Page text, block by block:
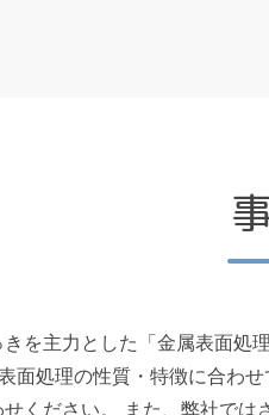
を主力とした「金属表面
面処理の性質・特徴に合わ
ください。 また、弊社で